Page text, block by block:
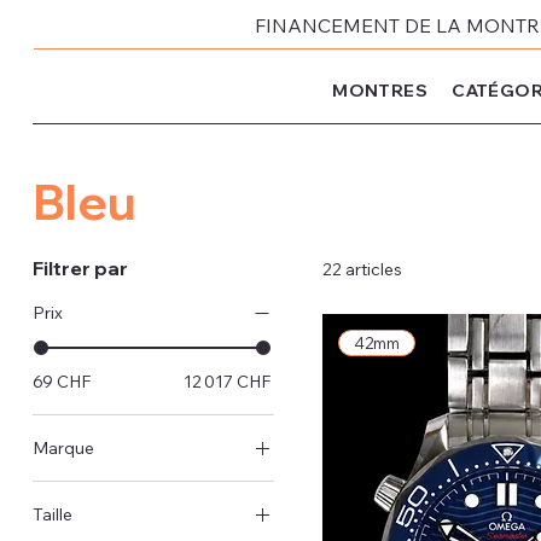
FINANCEMENT DE LA
MONTRES
Bleu
Filtrer par
Prix
69 CHF 12 017 CHF
Marque
Omega
Taille
22 articles
42mm